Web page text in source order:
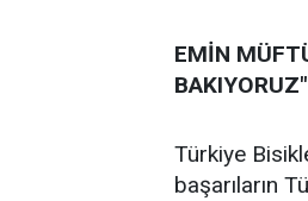
EMİN
BAKIYORUZ"
Türkiye
başarıların